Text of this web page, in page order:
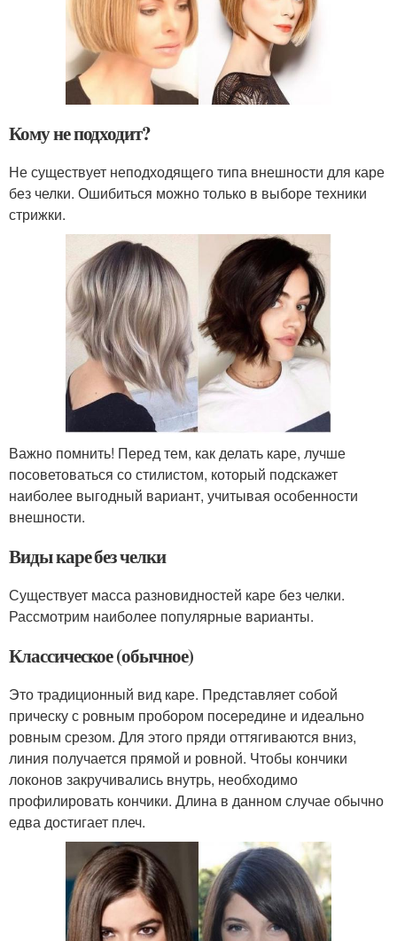
Кому не подходит?
Не существует неподходящего типа внешности для каре
без челки. Ошибиться можно только в выборе техники
стрижки.
Важно помнить! Перед тем, как делать каре, лучше
посоветоваться со стилистом, который подскажет
наиболее выгодный вариант, учитывая особенности
внешности.
Виды каре без челки
Существует масса разновидностей каре без челки.
Рассмотрим наиболее популярные варианты.
Классическое (обычное)
Это традиционный вид каре. Представляет собой
прическу с ровным пробором посередине и идеально
ровным срезом. Для этого пряди оттягиваются вниз,
линия получается прямой и ровной. Чтобы кончики
локонов закручивались внутрь, необходимо
профилировать кончики. Длина в данном случае обычно
едва достигает плеч.